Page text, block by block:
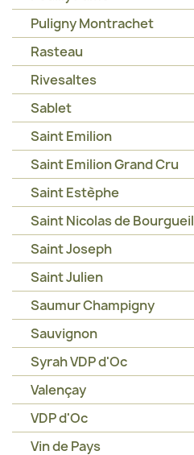
Puligny Montrachet
Rasteau
Rivesaltes
Sablet
Saint Emilion
Saint Emilion Grand Cru
Saint Estèphe
Saint Nicolas de Bourgueil
Saint Joseph
Saint Julien
Saumur Champigny
Sauvignon
Syrah VDP d'Oc
Valençay
VDP d'Oc
Vin de Pays